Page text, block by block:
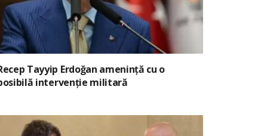
Tayyip Erdoğan amenință cu o
intervenție militară